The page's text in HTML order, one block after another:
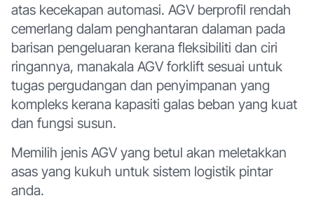
atas kecekapan automasi. AGV berprofil rendah
cemerlang dalam penghantaran dalaman pada
barisan pengeluaran kerana fleksibiliti dan ciri
ringannya, manakala AGV forklift sesuai untuk
tugas pergudangan dan penyimpanan yang
kompleks kerana kapasiti galas beban yang kuat
dan fungsi susun.
Memilih jenis AGV yang betul akan meletakkan
asas yang kukuh untuk sistem logistik pintar
anda.